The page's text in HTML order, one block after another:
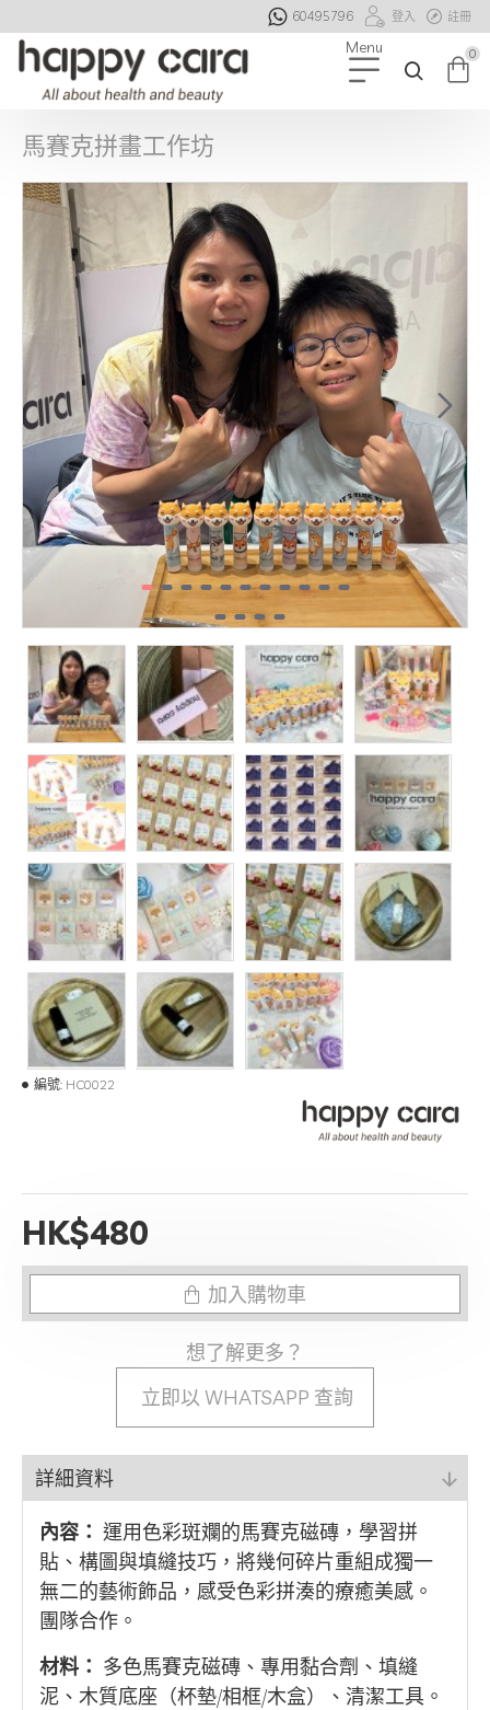
60495796 登入 註冊
0
馬賽克拼畫工作坊
HK$480
編號: HC0022
加入購物車
想了解更多？
立即以 WHATSAPP 查詢
詳細資料
內容： 運用色彩斑斕的馬賽克磁磚，學習拼
貼、構圖與填縫技巧，將幾何碎片重組成獨一
無二的藝術飾品，感受色彩拼湊的療癒美感。
團隊合作。
材料： 多色馬賽克磁磚、專用黏合劑、填縫
泥、木質底座（杯墊/相框/木盒）、清潔工具。